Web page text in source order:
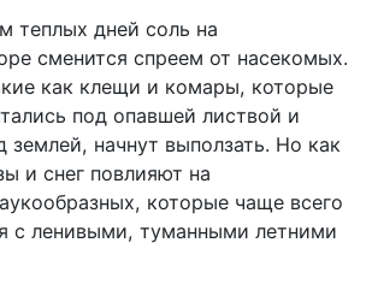
теплых дней соль на
сменится спреем от насекомых.
как клещи и комары, которые
под опавшей листвой и
землей, начнут выползать. Но как
и снег повлияют на
которые чаще всего
с ленивыми, туманными летними